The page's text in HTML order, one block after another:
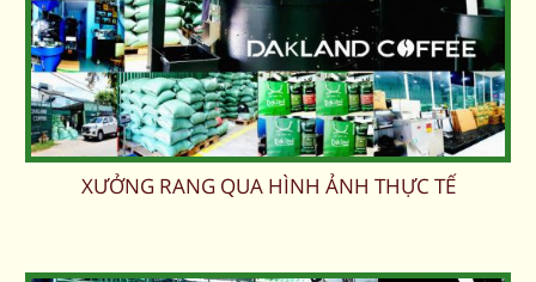
XƯỞNG RANG QUA HÌNH ẢNH THỰC TẾ